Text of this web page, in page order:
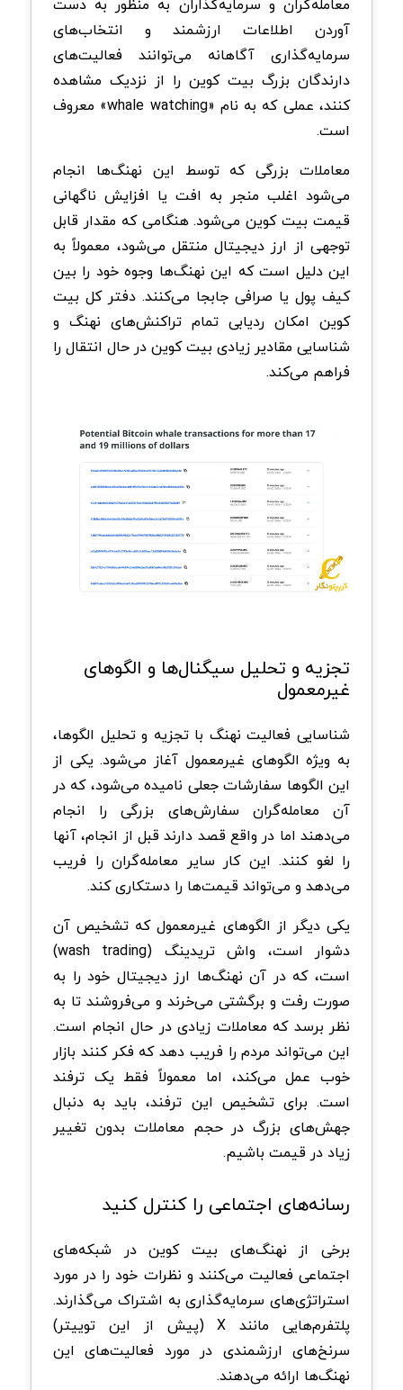
آوردن اطلاعات ارزشمند و انتخاب‌های
سرمایه‌گذاری آگاهانه می‌توانند فعالیت‌های
دارندگان بزرگ بیت کوین را از نزدیک مشاهده
کنند، عملی که به نام «whale watching» معروف
است.
معاملات بزرگی که توسط این نهنگ‌ها انجام
می‌شود اغلب منجر به افت یا افزایش ناگهانی
قیمت بیت کوین می‌شود. هنگامی که مقدار قابل
توجهی از ارز دیجیتال منتقل می‌شود، معمولاً به
این دلیل است که این نهنگ‌ها وجوه خود را بین
کیف پول یا صرافی جابجا می‌کنند. دفتر کل بیت
کوین امکان ردیابی تمام تراکنش‌های نهنگ و
شناسایی مقادیر زیادی بیت کوین در حال انتقال را
فراهم می‌کند.
تجزیه و تحلیل سیگنال‌ها و الگوهای
غیرمعمول
شناسایی فعالیت نهنگ با تجزیه و تحلیل الگوها،
به ویژه الگوهای غیرمعمول آغاز می‌شود. یکی از
این الگوها سفارشات جعلی نامیده می‌شود، که در
آن معامله‌گران سفارش‌های بزرگی را انجام
می‌دهند اما در واقع قصد دارند قبل از انجام، آنها
را لغو کنند. این کار سایر معامله‌گران را فریب
می‌دهد و می‌تواند قیمت‌ها را دستکاری کند.
یکی دیگر از الگوهای غیرمعمول که تشخیص آن
دشوار است، واش تریدینگ (wash trading)
است، که در آن نهنگ‌ها ارز دیجیتال خود را به
صورت رفت و برگشتی می‌خرند و می‌فروشند تا به
نظر برسد که معاملات زیادی در حال انجام است.
این می‌تواند مردم را فریب دهد که فکر کنند بازار
خوب عمل می‌کند، اما معمولاً فقط یک ترفند
است. برای تشخیص این ترفند، باید به دنبال
جهش‌های بزرگ در حجم معاملات بدون تغییر
زیاد در قیمت باشیم.
رسانه‌های اجتماعی را کنترل کنید
برخی از نهنگ‌های بیت کوین در شبکه‌های
اجتماعی فعالیت می‌کنند و نظرات خود را در مورد
استراتژی‌های سرمایه‌گذاری به اشتراک می‌گذارند.
پلتفرم‌هایی مانند X (پیش از این توییتر)
سرنخ‌های ارزشمندی در مورد فعالیت‌های این
نهنگ‌ها ارائه می‌دهند.